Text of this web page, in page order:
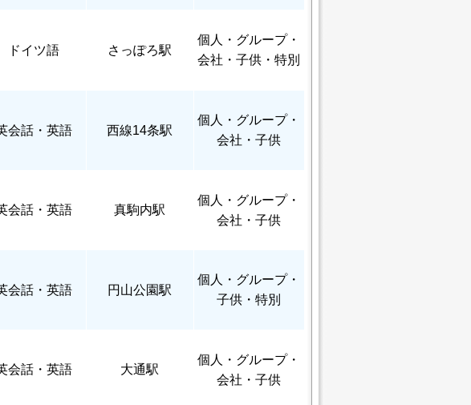
ドイツ語 さっぽろ駅
個人
・グループ・
会社・子供・特別
会話・英語 西線14条駅
個人
・グループ・
会社・子供
会話・英語 真駒内駅
個人
・グループ・
会社・子供
会話・英語 円山公園駅
個人
・グループ・
子供・特別
会話・英語 大通駅
個人
・グループ・
会社・子供